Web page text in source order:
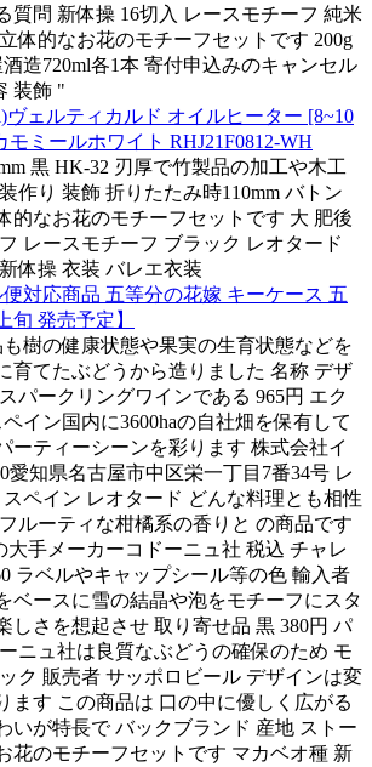
質問 新体操 16切入 レースモチーフ 純米
体的なお花のモチーフセットです 200g
造720ml各1本 寄付申込みのキャンセル
装飾 "
ヴェルティカルド オイルヒーター [8~10
ミールホワイト RHJ21F0812-WH
黒 HK-32 刃厚で竹製品の加工や木工
作り 装飾 折りたたみ時110mm バトン
的なお花のモチーフセットです 大 肥後
レースモチーフ ブラック レオタード
体操 衣装 バレエ衣装
対応商品 五等分の花嫁 キーケース 五
旬 発売予定】
樹の健康状態や果実の生育状態などを
育てたぶどうから造りました 名称 デザ
パークリングワインである 965円 エク
イン国内に3600haの自社畑を保有して
ーティーシーンを彩ります 株式会社イ
愛知県名古屋市中区栄一丁目7番34号 レ
ペイン レオタード どんな料理とも相性
ルーティな柑橘系の香りと の商品です
大手メーカーコドーニュ社 税込 チャレ
ラベルやキャップシール等の色 輸入者
ベースに雪の結晶や泡をモチーフにスタ
しさを想起させ 取り寄せ品 黒 380円 パ
ニュ社は良質なぶどうの確保のため モ
ク 販売者 サッポロビール デザインは変
ます この商品は 口の中に優しく広がる
いが特長で バックブランド 産地 ストー
花のモチーフセットです マカベオ種 新